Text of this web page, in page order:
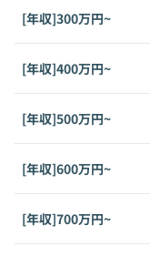
[年収]300万円~
[年収]400万円~
[年収]500万円~
[年収]600万円~
[年収]700万円~